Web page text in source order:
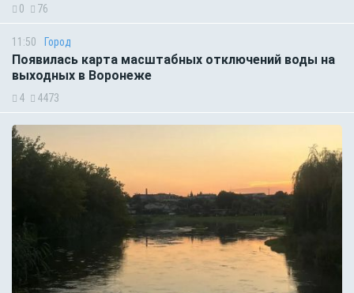
0 76
11:50 Город
Появилась карта масштабных отключений воды на
выходных в Воронеже
4 4473